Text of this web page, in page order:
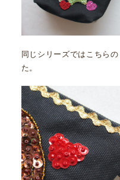
同じシリーズではこちら
た。